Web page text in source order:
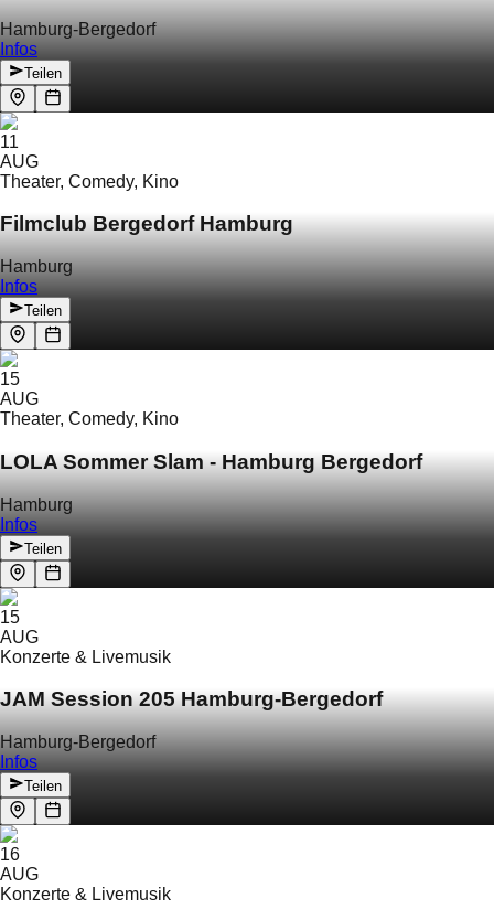
Hamburg-Bergedorf
Infos
Teilen
11
AUG
Theater, Comedy, Kino
Filmclub Bergedorf Hamburg
Hamburg
Infos
Teilen
15
AUG
Theater, Comedy, Kino
LOLA Sommer Slam - Hamburg Bergedorf
Hamburg
Infos
Teilen
15
AUG
Konzerte & Livemusik
JAM Session 205 Hamburg-Bergedorf
Hamburg-Bergedorf
Infos
Teilen
16
AUG
Konzerte & Livemusik